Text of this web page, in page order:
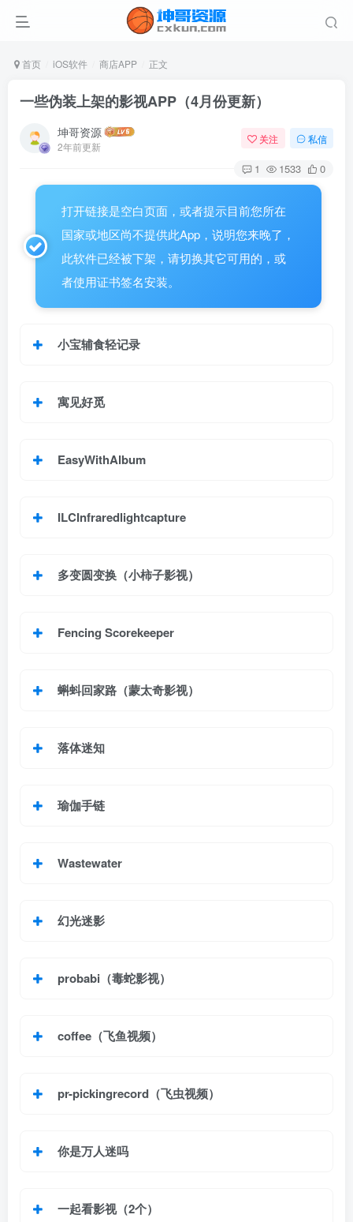
首页 iOS软件 商店APP 正文
一些伪装上架的影视APP（4月份更新）
坤哥资源
2年前更新
关注 私信
1 1533 0
打开链接是空白页面，或者提示目前您所在
国家或地区尚不提供此App，说明您来晚了，
此软件已经被下架，请切换其它可用的，或
者使用证书签名安装。
小宝辅食轻记录
寓见好觅
EasyWithAlbum
ILCInfraredlightcapture
多变圆变换（小柿子影视）
Fencing Scorekeeper
蝌蚪回家路（蒙太奇影视）
落体迷知
瑜伽手链
Wastewater
幻光迷影
probabi（毒蛇影视）
coffee（飞鱼视频）
pr-pickingrecord（飞虫视频）
你是万人迷吗
一起看影视（2个）